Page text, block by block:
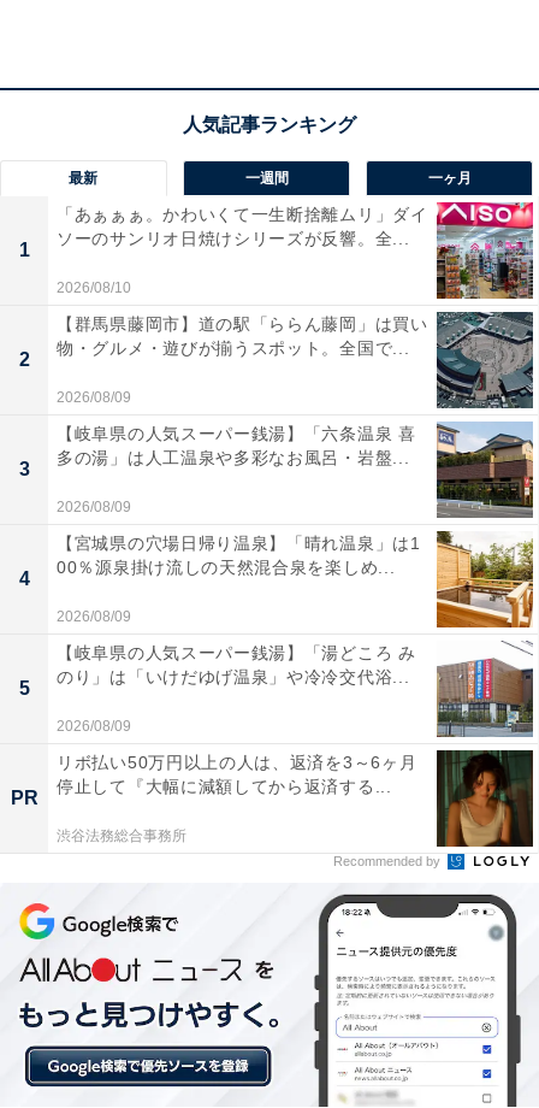
「プルーム・エックス」を手に取り、さまざまな角度か
ら眺めるうちに、前面とそれ以外の部分の材質が違うこ
とに気づきました。実は、「プルーム・エックス」のフ
ロントパネルは、マグネット式で着脱可能になっていま
す。というのも、フロントパネルは7色のカラーバリエ
ーションが展開され、自分好みにカスタマイズできるよ
うになっているからです。デバイス本体に手を加えるこ
とで、自分らしさを表現できるのは、「プルーム・エッ
クス」ならではの魅力の1つといえるでしょう。
デバイス中央にボタンエリアを設け、直観的な操
最新 一週間 一ヶ月
1
「あぁぁぁ。かわいくて一生断捨離ムリ」ダイ
ソーのサンリオ日焼けシリーズが反響。全...
2026/08/10
2
【群馬県藤岡市】道の駅「ららん藤岡」は買い
物・グルメ・遊びが揃うスポット。全国で...
2026/08/09
3
【岐阜県の人気スーパー銭湯】「六条温泉 喜
多の湯」は人工温泉や多彩なお風呂・岩盤...
2026/08/09
4
【宮城県の穴場日帰り温泉】「晴れ温泉」は1
00％源泉掛け流しの天然混合泉を楽しめ...
2026/08/09
5
【岐阜県の人気スーパー銭湯】「湯どころ み
のり」は「いけだゆげ温泉」や冷冷交代浴...
2026/08/09
PR
リボ払い50万円以上の人は、返済を3～6ヶ月
停止して『大幅に減額してから返済する...
渋谷法務総合事務所
Recommended by